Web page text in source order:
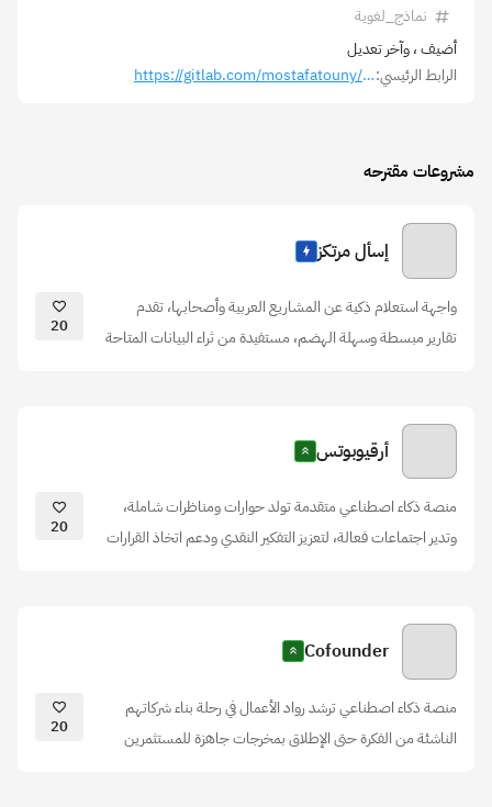
نماذج_لغوية
أضيف، وآخر تعديل
الرابط الرئيسي:https://gitlab.com/mostafatouny/pragmatic-small-language-model
مشروعات مقترحه
إسأل مرتكز
واجهة استعلام ذكية عن المشاريع العربية وأصحابها، تقدم
تقارير مبسطة وسهلة الهضم، مستفيدة من ثراء البيانات المتاحة
20
أرقيوبوتس
منصة ذكاء اصطناعي متقدمة تولد حوارات ومناظرات شاملة،
وتدير اجتماعات فعالة، لتعزيز التفكير النقدي ودعم اتخاذ القرارات
20
Cofounder
منصة ذكاء اصطناعي ترشد رواد الأعمال في رحلة بناء شركاتهم
الناشئة من الفكرة حتى الإطلاق بمخرجات جاهزة للمستثمرين
20